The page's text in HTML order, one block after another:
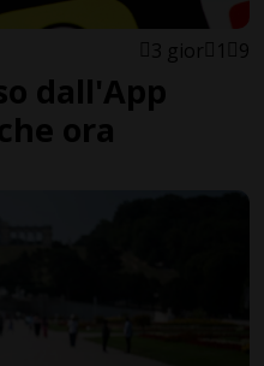
3 gior 1 9
dall'App
ora